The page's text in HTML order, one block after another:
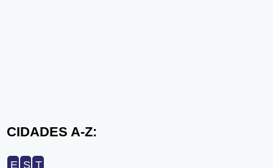
CIDADES A-Z:
E S T